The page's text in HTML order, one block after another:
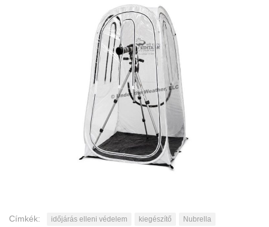
Címkék: időjárás elleni védelem kiegészítő
Nubrella